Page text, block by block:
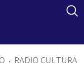
. RADIO CULTURA